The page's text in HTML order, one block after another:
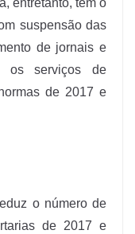
entretanto, tem o
suspensão das
de jornais e
os serviços de
de 2017 e
o número de
de 2017 e